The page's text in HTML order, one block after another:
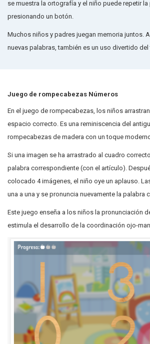
se muestra la ortografía y el niño puede repetir
presionando un botón.
Muchos niños y padres juegan memoria juntos.
nuevas palabras, también es un uso divertido
Juego de rompecabezas Números
En el juego de rompecabezas, los niños
espacio correcto. Es una reminiscencia del
rompecabezas de madera con un toque
Si una imagen se ha arrastrado al cuadro
palabra correspondiente (con el artículo).
colocado 4 imágenes, el niño oye un aplauso.
una a una y se pronuncia nuevamente la palabra
Este juego enseña a los niños la pronunciación
estimula el desarrollo de la coordinación ojo-